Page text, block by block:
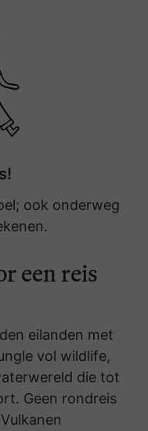
bij
kaart die
ik graag jullie
Alles
altijd op tijd.
met
keurig
ook onderweg
een reis
eilanden met
vol wildlife,
die tot
Geen rondreis